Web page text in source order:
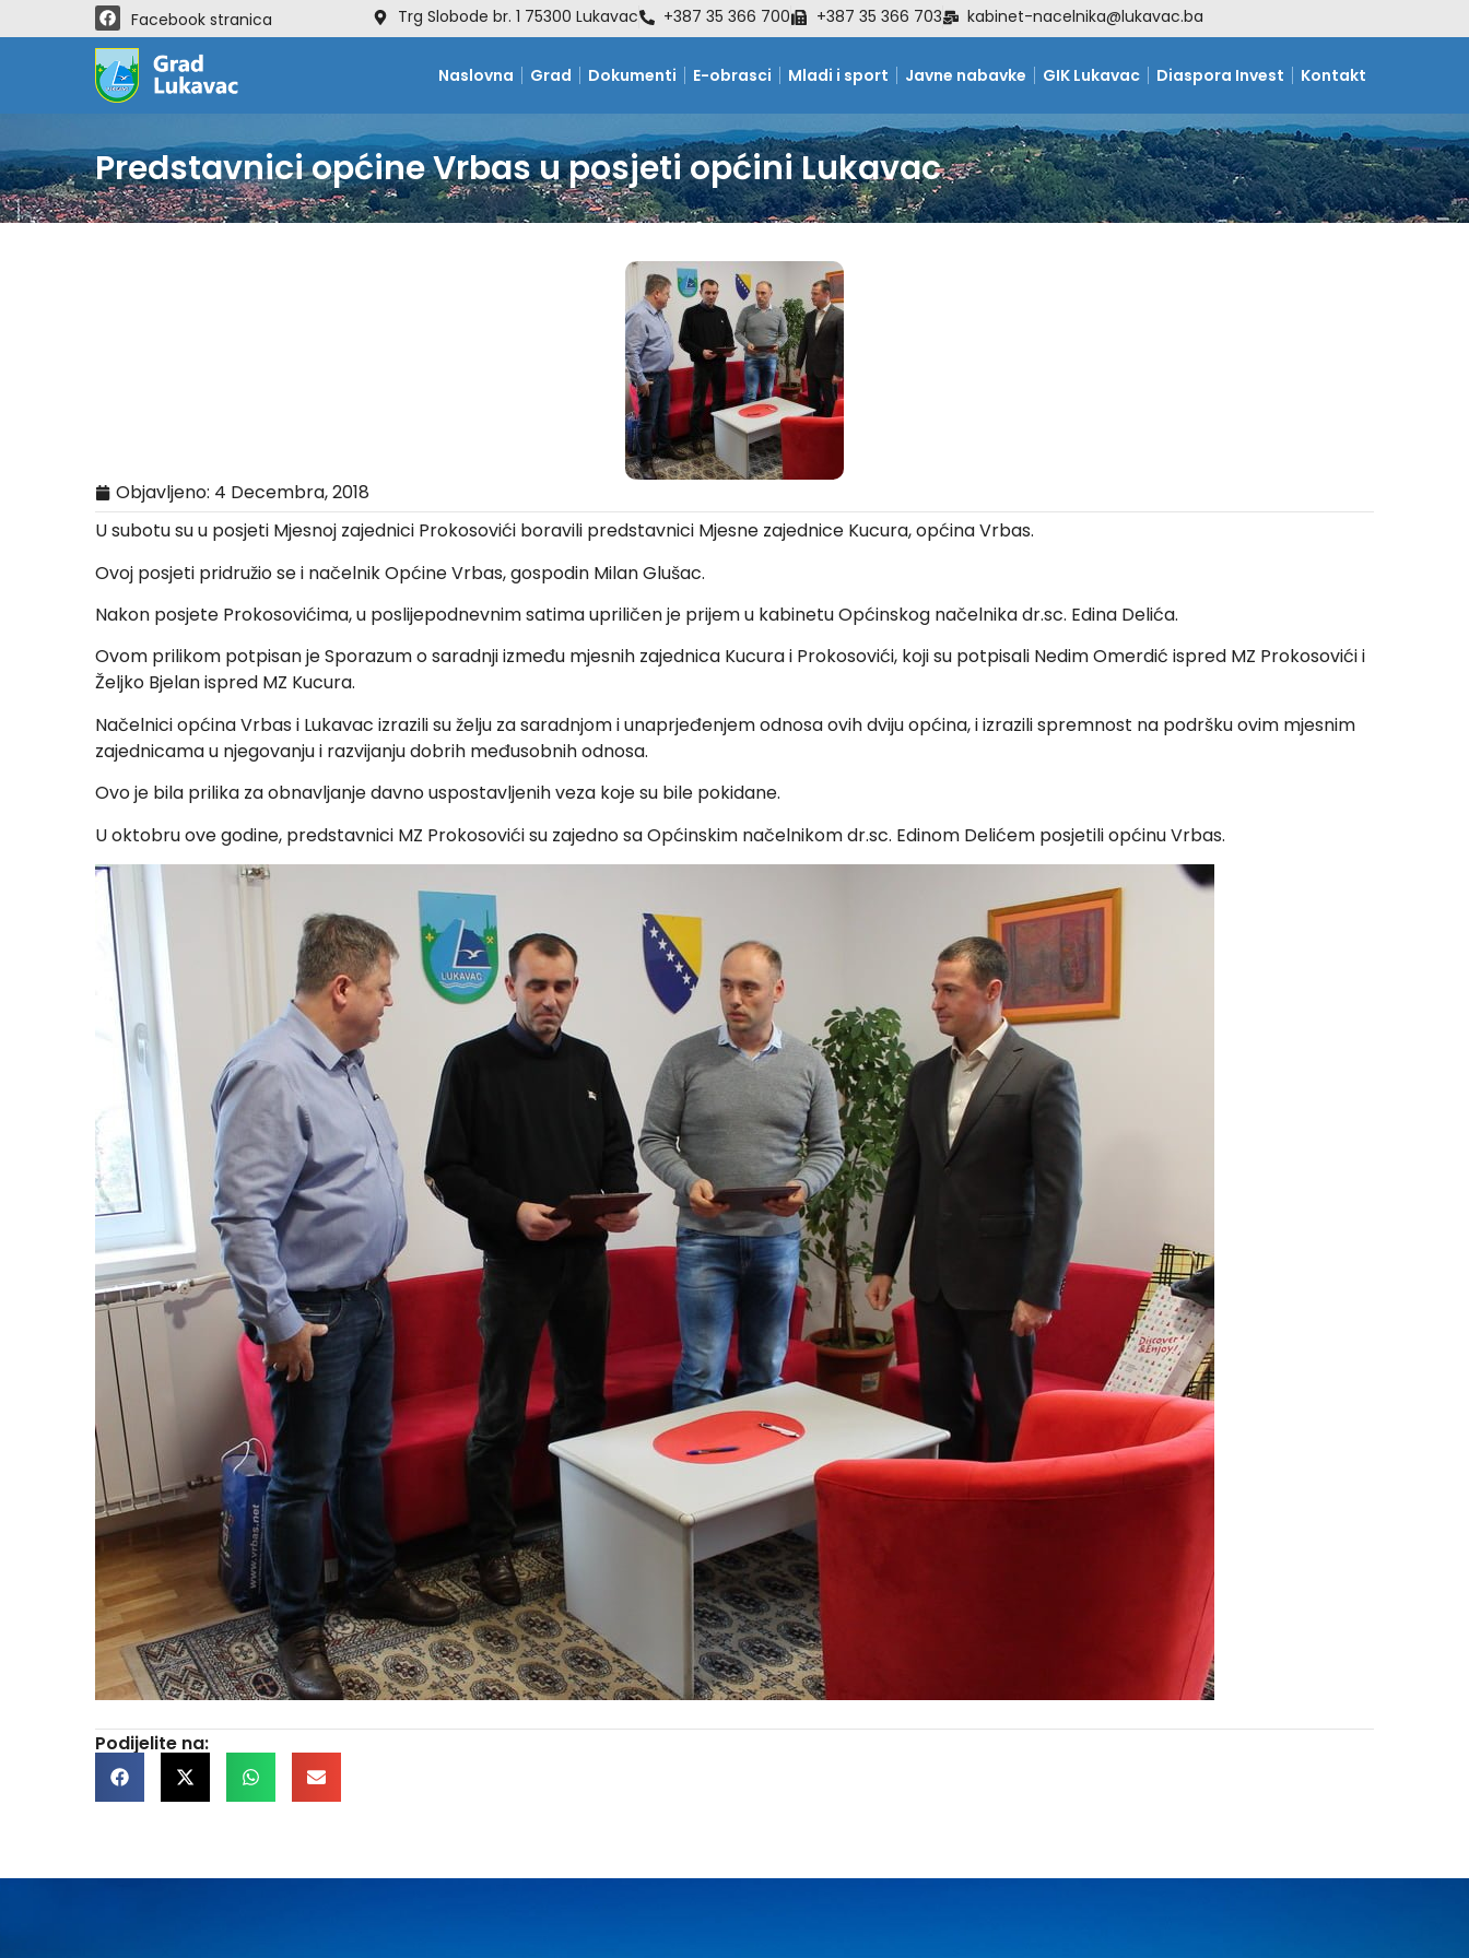
Trg Slobode br. 1 75300 Lukavac +387 35 366 700 +387 35 366 703 kabinet-nacelnika@lukavac.ba
Facebook stranica
Naslovna Grad Dokumenti E-obrasci Mladi i sport Javne nabavke GIK Lukavac Diaspora Invest Kontakt
Predstavnici općine Vrbas u posjeti općini Lukavac
Objavljeno: 4 Decembra, 2018
U subotu su u posjeti Mjesnoj zajednici Prokosovići boravili predstavnici Mjesne zajednice Kucura, općina Vrbas.
Ovoj posjeti pridružio se i načelnik Općine Vrbas, gospodin Milan Glušac.
Nakon posjete Prokosovićima, u poslijepodnevnim satima upriličen je prijem u kabinetu Općinskog načelnika dr.sc. Edina Delića.
Ovom prilikom potpisan je Sporazum o saradnji između mjesnih zajednica Kucura i Prokosovići, koji su potpisali Nedim Omerdić ispred MZ Prokosovići i
Željko Bjelan ispred MZ Kucura.
Načelnici općina Vrbas i Lukavac izrazili su želju za saradnjom i unaprjeđenjem odnosa ovih dviju općina, i izrazili spremnost na podršku ovim mjesnim
zajednicama u njegovanju i razvijanju dobrih međusobnih odnosa.
Ovo je bila prilika za obnavljanje davno uspostavljenih veza koje su bile pokidane.
U oktobru ove godine, predstavnici MZ Prokosovići su zajedno sa Općinskim načelnikom dr.sc. Edinom Delićem posjetili općinu Vrbas.
Podijelite na: